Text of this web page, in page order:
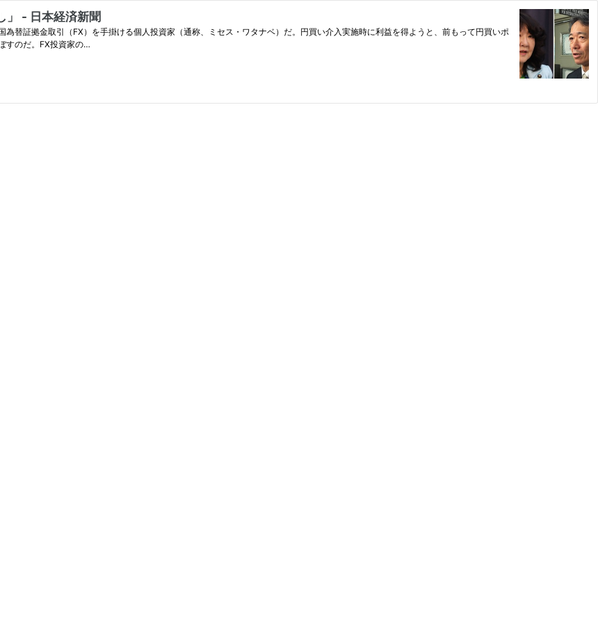
」 - 日本経済新聞
替証拠金取引（FX）を手掛ける個人投資家（通称、ミセス・ワタナベ）だ。円買い介入実施時に利益を得ようと、前もって円買いポ
すのだ。FX投資家の…